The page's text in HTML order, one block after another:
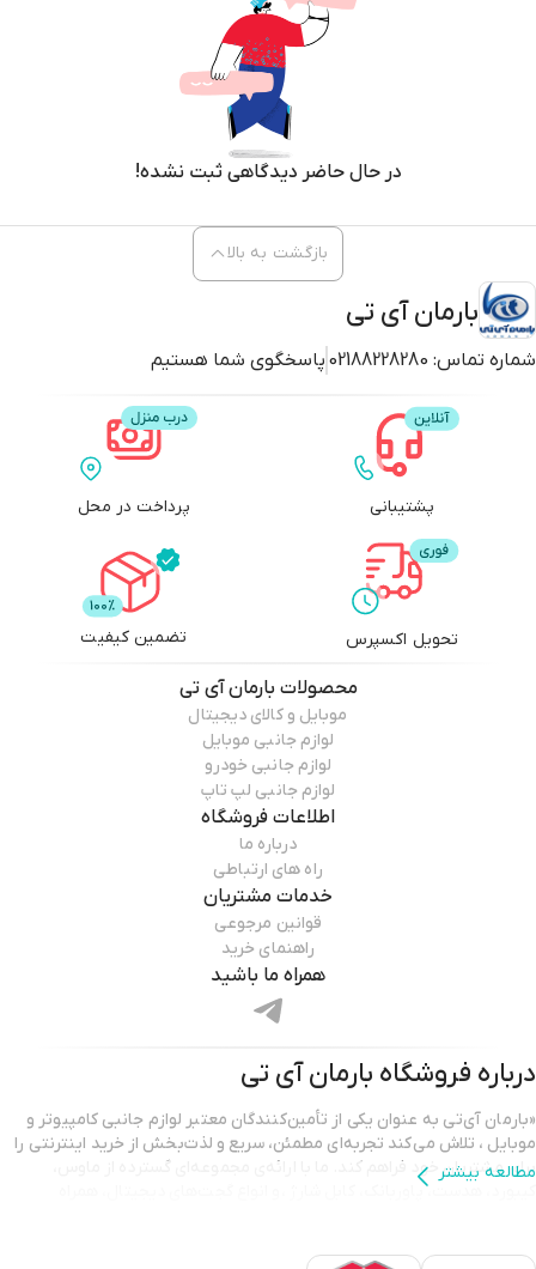
در حال حاضر دیدگاهی ثبت نشده!
بارمان آی تی
شماره تماس: 02188228280 پاسخگوی شما هستیم
بازگشت به بالا
پشتیبانی پرداخت در محل
تحویل اکسپرس تضمین کیفیت
محصولات بارمان آی تی
موبایل و کالای دیجیتال
لوازم جانبی موبایل
لوازم جانبی خودرو
لوازم جانبی لپ تاپ
اطلاعات فروشگاه
درباره ما
راه های ارتباطی
خدمات مشتریان
قوانین مرجوعی
راهنمای خرید
همراه ما باشید
درباره فروشگاه بارمان آی تی
«بارمان آی‌تی به عنوان یکی از تأمین‌کنندگان معتبر لوازم جانبی کامپیوتر و
موبایل ، تلاش می‌کند تجربه‌ای مطمئن، سریع و لذت‌بخش از خرید اینترنتی را
برای مشتریان خود فراهم کند. ما با ارائه‌ی مجموعه‌ای گسترده از ماوس،
کیبورد، هدست، پاوربانک، کابل شارژ ،و انواع گجت‌های دیجیتال، همراه
تمامی محصولات ارائه شده در بارمان آی‌تی دارای اصالت و گارانتی معتبر
مطالعه بیشتر